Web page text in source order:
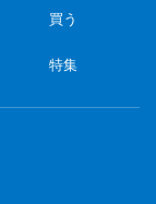
買う
特集